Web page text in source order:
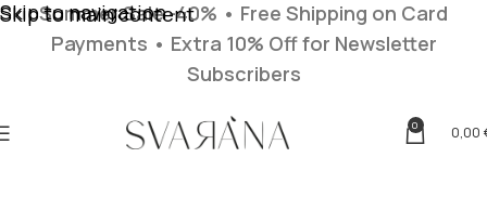
Skip to navigation
Skip to main content
0 0,00
Summer Sale -40% • Free Shipping on Card
Payments • Extra 10% Off for Newsletter
Subscribers